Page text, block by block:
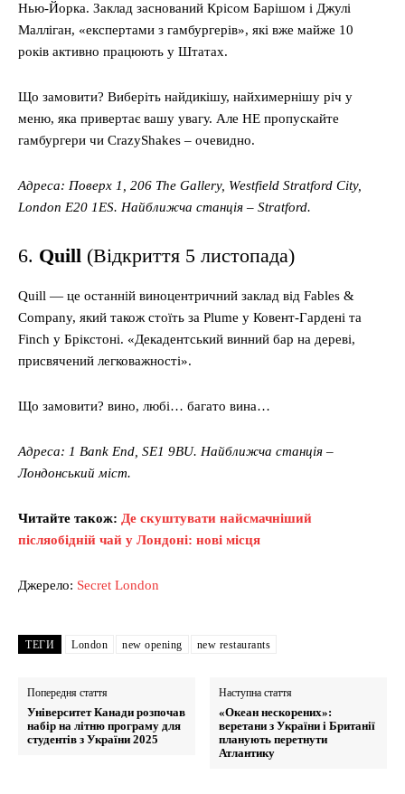
Нью-Йорка. Заклад заснований Крісом Барішом і Джулі
Малліган, «експертами з гамбургерів», які вже майже 10
років активно працюють у Штатах.
Що замовити? Bиберіть найдикішу, найхимернішу річ у
меню, яка привертає вашу увагу. Але НЕ пропускайте
гамбургери чи CrazyShakes – очевидно.
Адреса: Поверх 1, 206 The Gallery, Westfield Stratford City,
London E20 1ES. Найближча станція – Stratford.
6. Quill (Відкриття 5 листопада)
Quill — це останній виноцентричний заклад від Fables &
Company, який також стоїть за Plume у Ковент-Гардені та
Finch у Брікстоні. «Декадентський винний бар на дереві,
присвячений легковажності».
Що замовити? вино, любі… багато вина…
Адреса: 1 Bank End, SE1 9BU. Найближча станція –
Лондонський міст.
Читайте також: Де скуштувати найсмачніший
післяобідній чай у Лондоні: нові місця
Джерело: Secret London
ТЕГИ London new opening new restaurants
Попередня стаття
Університет Канади розпочав
набір на літню програму для
студентів з України 2025
Наступна стаття
«Океан нескорених»:
веретани з України і Британії
планують перетнути
Атлантику